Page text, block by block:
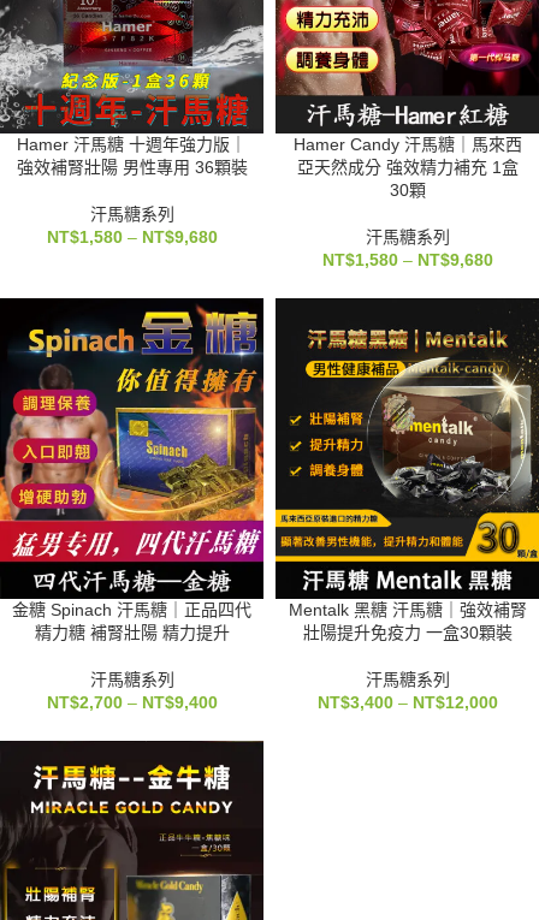
Hamer 汗馬糖 十週年強力版｜
強效補腎壯陽 男性專用 36顆裝
汗馬糖系列
NT$1,580 – NT$9,680
Hamer Candy 汗馬糖｜馬來西
亞天然成分 強效精力補充 1盒
30顆
汗馬糖系列
NT$1,580 – NT$9,680
金糖 Spinach 汗馬糖｜正品四代
精力糖 補腎壯陽 精力提升
汗馬糖系列
NT$2,700 – NT$9,400
Mentalk 黑糖 汗馬糖｜強效補腎
壯陽提升免疫力 一盒30顆裝
汗馬糖系列
NT$3,400 – NT$12,000